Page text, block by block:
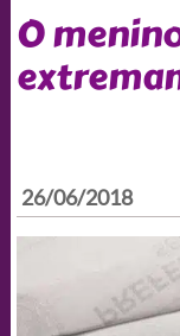
O
26/06/2018